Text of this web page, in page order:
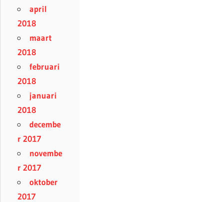
april
2018
maart
2018
februari
2018
januari
2018
decembe
r 2017
novembe
r 2017
oktober
2017